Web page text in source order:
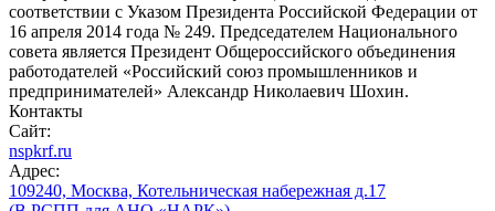
соответствии с Указом Президента Российской Федерации от
16 апреля 2014 года № 249. Председателем Национального
совета является Президент Общероссийского объединения
работодателей «Российский союз промышленников и
предпринимателей» Александр Николаевич Шохин.
Контакты
Сайт:
nspkrf.ru
Адрес:
109240, Москва, Котельническая набережная д.17